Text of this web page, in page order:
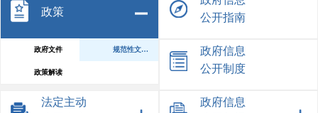
政策
政府文件 规范性文件库
政策解读
公开指南
政府信息
公开制度
法定主动
政府信息